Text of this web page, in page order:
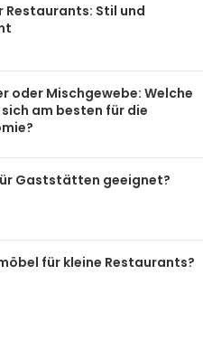
Restaurants: Stil und
oder Mischgewebe: Welche
am besten für die
Gaststätten geeignet?
für kleine Restaurants?